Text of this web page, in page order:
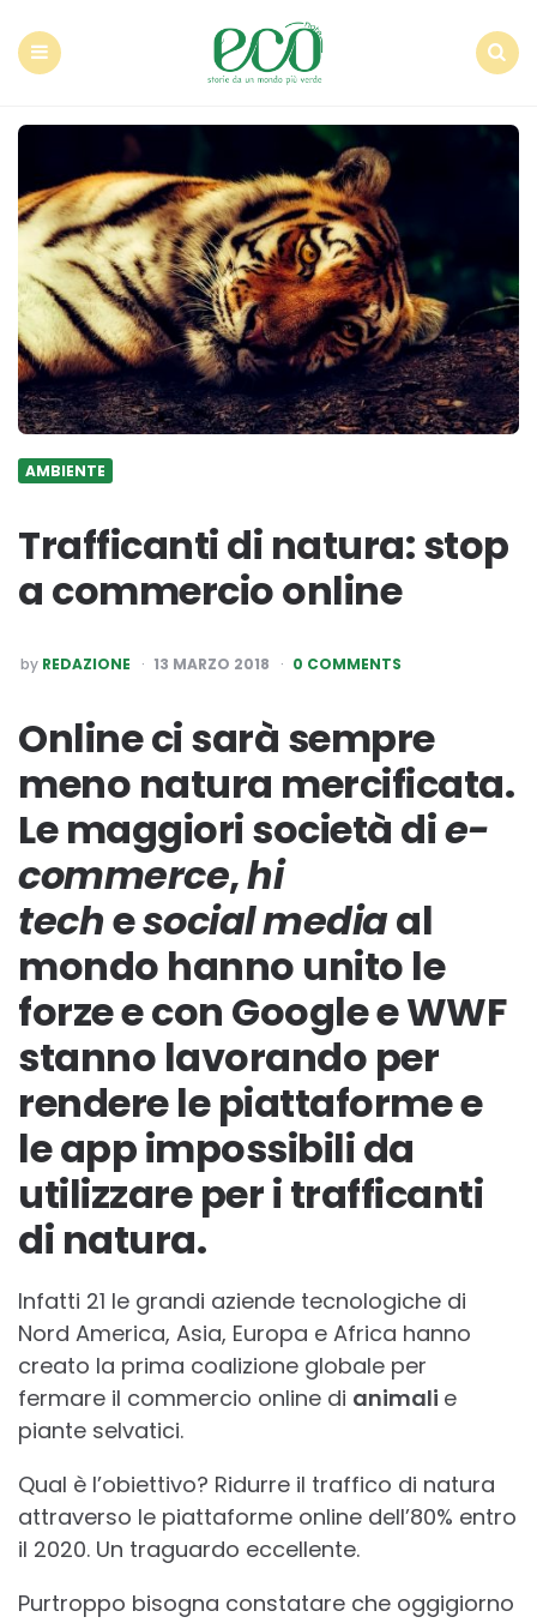
AMBIENTE
Trafficanti di natura: stop
a commercio online
POSTED
BY
by REDAZIONE 13 MARZO 2018 0 COMMENTS
Online ci sarà sempre
meno natura mercificata.
Le maggiori società die-
commerce,hi
techesocial mediaal
mondo hanno unito le
forze e con Google e WWF
stanno lavorando per
rendere le piattaforme e
le app impossibili da
utilizzare per i trafficanti
di natura.
Infatti 21 le grandi aziende tecnologiche di
Nord America, Asia, Europa e Africa hanno
creato la prima coalizione globale per
fermare il commercio online di animali e
piante selvatici.
Qual è l’obiettivo? Ridurre il traffico di natura
attraverso le piattaforme online dell’80% entro
il 2020. Un traguardo eccellente.
Purtroppo bisogna constatare che oggigiorno